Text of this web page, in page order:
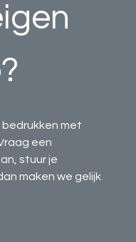
bedrukken met
een
stuur je
maken we gelijk